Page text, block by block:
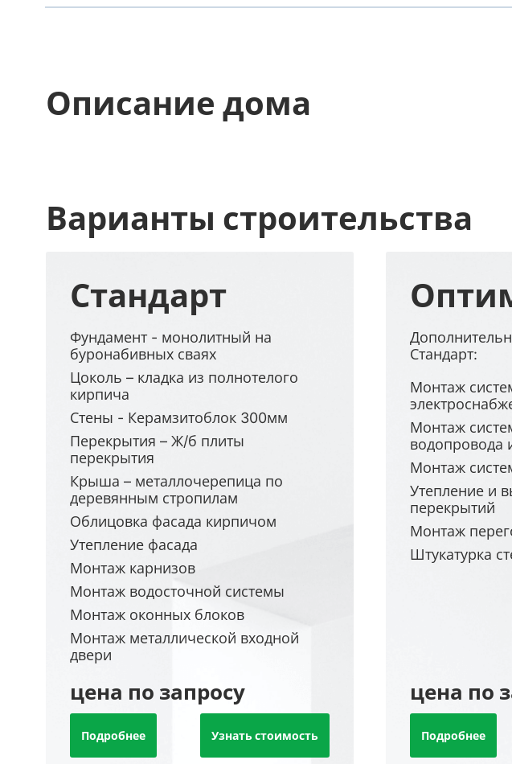
Описание дома
Варианты строительства
Стандарт
Фундамент - монолитный на
буронабивных сваях
Цоколь – кладка из полнотелого
кирпича
Стены - Керамзитоблок 300мм
Перекрытия – Ж/б плиты
перекрытия
Крыша – металлочерепица по
деревянным стропилам
Облицовка фасада кирпичом
Утепление фасада
Монтаж карнизов
Монтаж водосточной системы
Монтаж оконных блоков
Монтаж металлической входной
двери
цена по запросу
Подробнее Узнать стоимость
Стандарт:
Монтаж
Монтаж
водопровода
Монтаж
Утепление и
перекрытий
Монтаж
Штукатурка
цена по
Подробнее